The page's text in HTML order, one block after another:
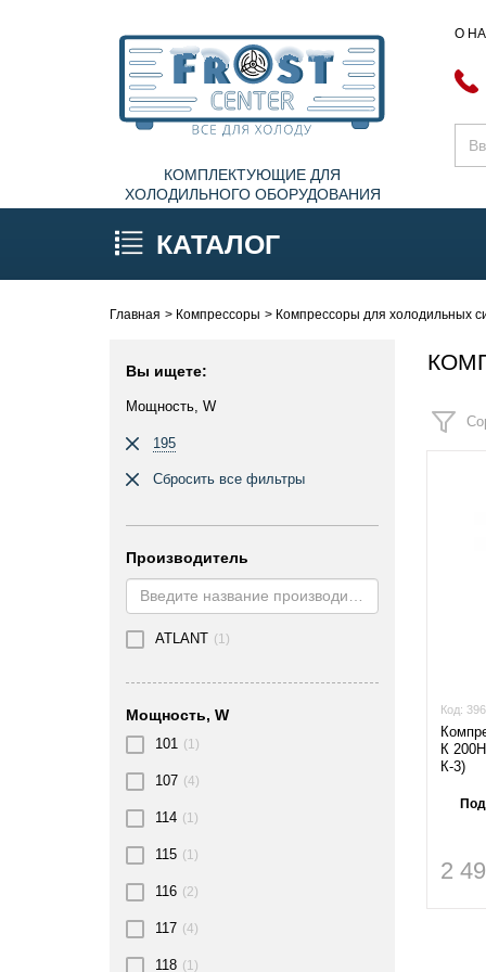
КОМПЛЕКТУЮЩИЕ ДЛЯ
ХОЛОДИЛЬНОГО ОБОРУДОВАНИЯ
О
КАТАЛОГ
Главная Компрессоры Компрессоры для холодильных
Вы ищете:
Мощность, W
195
Сбросить все фильтры
Производитель
ATLANT (1)
Мощность, W
101 (1)
107 (4)
114 (1)
115 (1)
116 (2)
117 (4)
118 (1)
Код:
К
К-3)
Под
2